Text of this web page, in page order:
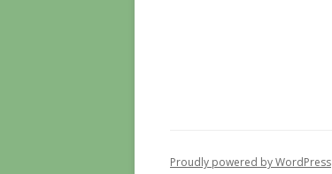
Proudly powered by WordPress